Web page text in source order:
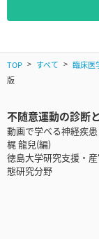
TOP すべて 臨床医
版
不随意運動の診断
動画で学べる神経疾患
梶 龍兒(編)
徳島大学研究支援・
態研究分野